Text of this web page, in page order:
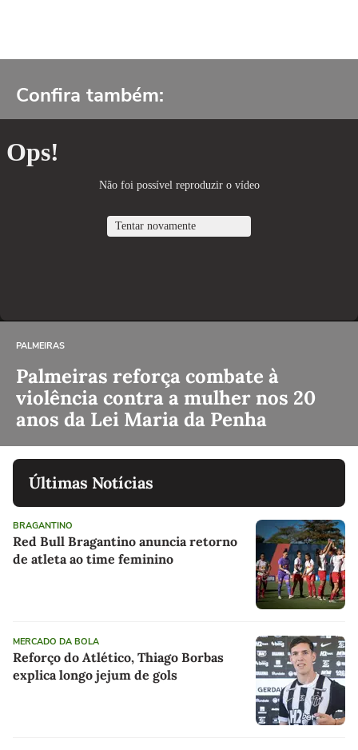
Confira também:
PALMEIRAS
Palmeiras reforça combate à
violência contra a mulher nos 20
anos da Lei Maria da Penha
Últimas Notícias
BRAGANTINO
Red Bull Bragantino anuncia retorno
de atleta ao time feminino
MERCADO DA BOLA
Reforço do Atlético, Thiago Borbas
explica longo jejum de gols